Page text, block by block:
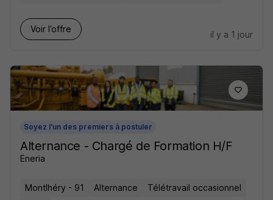
Voir l’offre
il y a 1 jour
Soyez l'un des premiers à postuler
Alternance - Chargé de Formation H/F
Eneria
Montlhéry - 91 Alternance
Télétravail occasionnel